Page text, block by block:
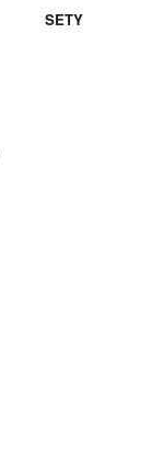
SETY